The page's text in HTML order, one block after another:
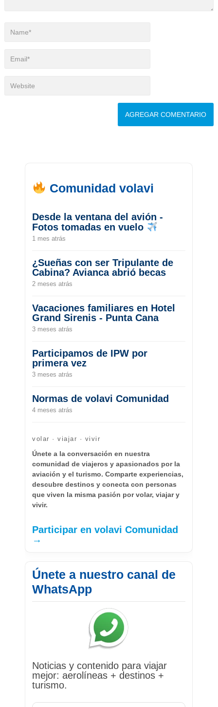
Comunidad volavi
Desde la ventana del avión -
Fotos tomadas en vuelo
1 mes atrás
¿Sueñas con ser Tripulante de
Cabina? Avianca abrió becas
2 meses atrás
Vacaciones familiares en Hotel
Grand Sirenis - Punta Cana
3 meses atrás
Participamos de IPW por
primera vez
3 meses atrás
Normas de volavi Comunidad
4 meses atrás
volar · viajar · vivir
Únete a la conversación en nuestra
comunidad de viajeros y apasionados por la
aviación y el turismo. Comparte experiencias,
descubre destinos y conecta con personas
que viven la misma pasión por volar, viajar y
vivir.
Participar en volavi Comunidad
→
Únete a nuestro canal de
WhatsApp
Noticias y contenido para viajar
mejor: aerolíneas + destinos +
turismo.